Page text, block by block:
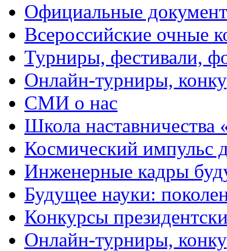
Официальные
Всероссийские очные
Турниры, фестивали,
Онлайн-турниры,
СМИ о нас
Школа
Космический импульс
Инженерные кадры
Будущее науки:
Конкурсы
Онлайн-турниры,